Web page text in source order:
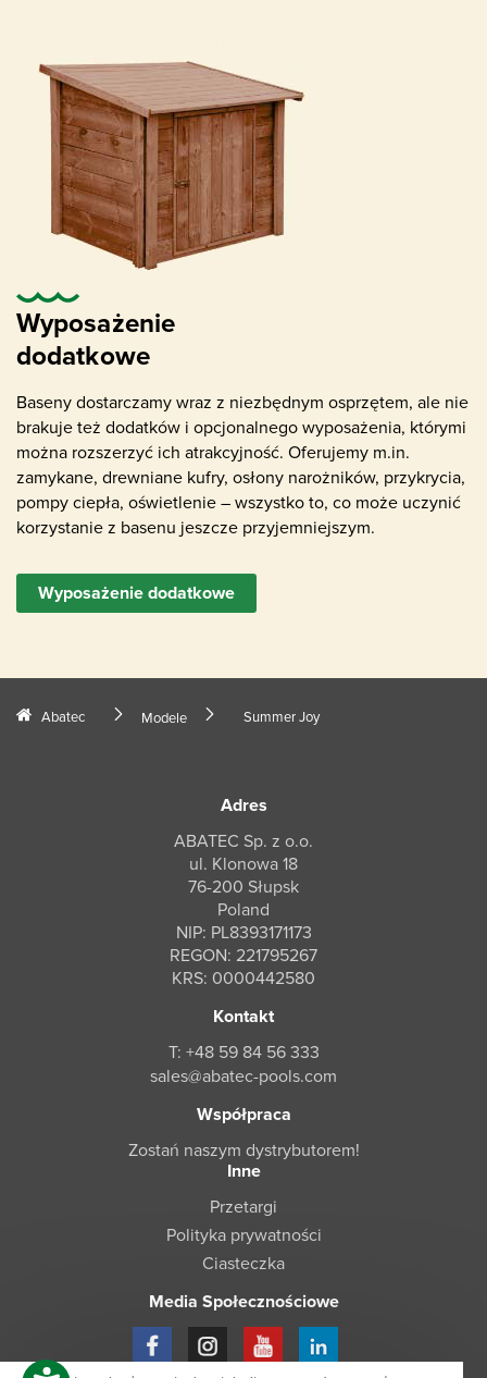
Wyposażenie
dodatkowe
Baseny dostarczamy wraz z niezbędnym osprzętem, ale nie
brakuje też dodatków i opcjonalnego wyposażenia, którymi
można rozszerzyć ich atrakcyjność. Oferujemy m.in.
zamykane, drewniane kufry, osłony narożników, przykrycia,
pompy ciepła, oświetlenie – wszystko to, co może uczynić
korzystanie z basenu jeszcze przyjemniejszym.
Wyposażenie dodatkowe
Abatec Modele Summer Joy
Adres
ABATEC Sp. z o.o.
ul. Klonowa 18
76-200 Słupsk
Poland
NIP: PL8393171173
REGON: 221795267
KRS: 0000442580
Kontakt
T: +48 59 84 56 333
sales@abatec-pools.com
Współpraca
Zostań naszym dystrybutorem!
Inne
Przetargi
Polityka prywatności
Ciasteczka
Media Społecznościowe